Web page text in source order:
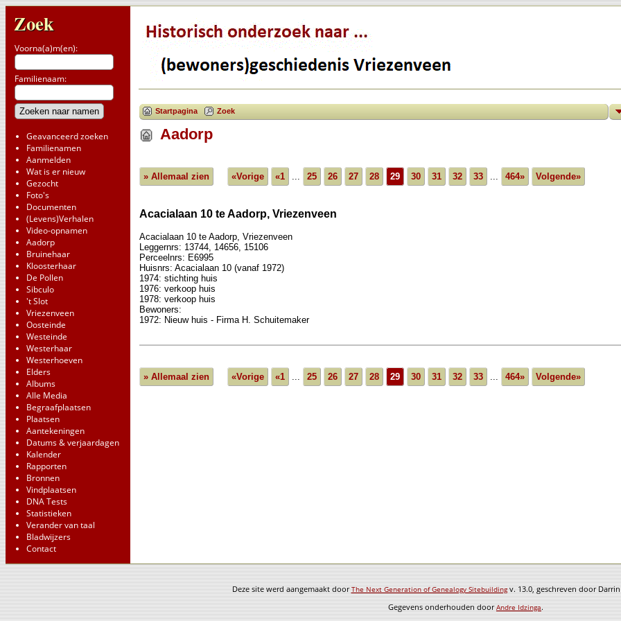
Zoek
Voorna(a)m(en):
Familienaam:
Geavanceerd zoeken
Familienamen
Aanmelden
Wat is er nieuw
Gezocht
Foto's
Documenten
(Levens)Verhalen
Video-opnamen
Aadorp
Bruinehaar
Kloosterhaar
De Pollen
Sibculo
't Slot
Vriezenveen
Oosteinde
Westeinde
Westerhaar
Westerhoeven
Elders
Albums
Alle Media
Begraafplaatsen
Plaatsen
Aantekeningen
Datums & verjaardagen
Kalender
Rapporten
Bronnen
Vindplaatsen
DNA Tests
Statistieken
Verander van taal
Bladwijzers
Contact
Startpagina Zoek
Aadorp
» Allemaal zien «Vorige «1 ... 25 26 27 28 29 30 31 32 33 ... 464» Volgende»
Acacialaan 10 te Aadorp, Vriezenveen
Acacialaan 10 te Aadorp, Vriezenveen
Leggernrs: 13744, 14656, 15106
Perceelnrs: E6995
Huisnrs: Acacialaan 10 (vanaf 1972)
1974: stichting huis
1976: verkoop huis
1978: verkoop huis
Bewoners:
1972: Nieuw huis - Firma H. Schuitemaker
» Allemaal zien «Vorige «1 ... 25 26 27 28 29 30 31 32 33 ... 464» Volgende»
Deze site werd aangemaakt doorThe Next Generation of Genealogy Sitebuildingv. 13.0, geschreven door
Gegevens onderhouden doorAndre Idzinga.